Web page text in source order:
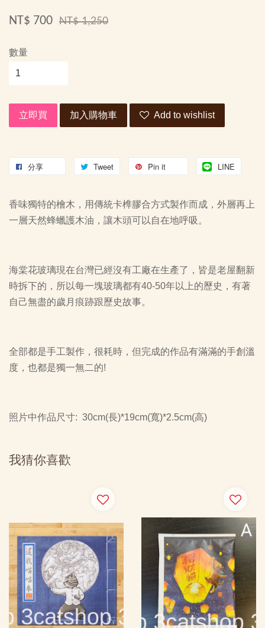
NT$ 700 NT$ 1,250
數量
立即買 加入購物車 Add to wishlist
分享 Tweet Pin it LINE
香味獨特的檜木，用傳統卡榫膠合方式製作而成，外層再上
一層天然蜂蠟護木油，讓木頭可以自在地呼吸。
海棠花玻璃現在台灣已經沒有工廠在生產了，皆是老屋翻新
時拆下的，所以每一塊玻璃都有40-50年以上的歷史，有著
自己無盡的歲月痕跡跟歷史故事。
全部都是手工製作，很耗時，但完成的作品有滿滿的手創溫
度，也都是獨一無二的!
照片中作品尺寸: 30cm(長)*19cm(寬)*2.5cm(高)
我猜你喜歡